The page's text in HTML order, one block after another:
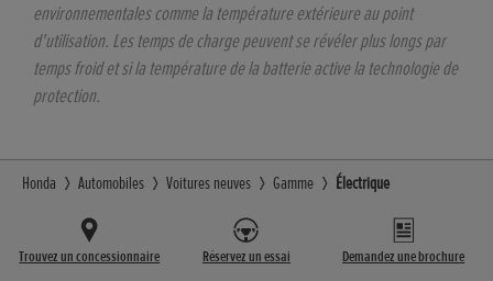
environnementales comme la température extérieure au point
d'utilisation. Les temps de charge peuvent se révéler plus longs par
temps froid et si la température de la batterie active la technologie de
protection.
Honda Automobiles Voitures neuves Gamme Électrique
Trouvez un concessionnaire Réservez un essai Demandez une brochure